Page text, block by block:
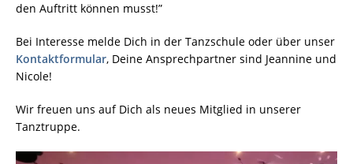
den Auftritt können musst!”
Bei Interesse melde Dich in der Tanzschule oder über unser
Kontaktformular, Deine Ansprechpartner sind Jeannine und
Nicole!
Wir freuen uns auf Dich als neues Mitglied in unserer
Tanztruppe.